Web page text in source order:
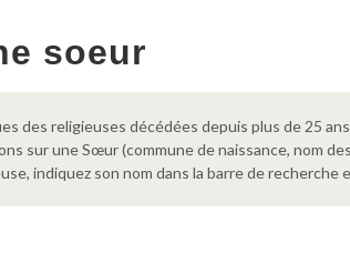
soeur
des religieuses décédées depuis plus de 25
sur une Sœur (commune de naissance, nom
indiquez son nom dans la barre de recherche